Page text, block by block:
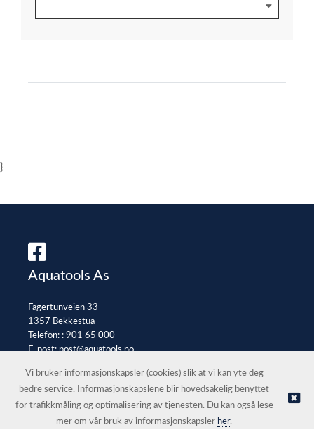
}
Aquatools As
Fagertunveien 33
1357 Bekkestua
Telefon: : 901 65 000
E-post:post@aquatools.no
© Aquatools As |Nettbutikk levert av Kréatif
Vi bruker informasjonskapsler (cookies) slik at vi kan yte deg
bedre service. Informasjonskapslene blir hovedsakelig benyttet
for trafikkmåling og optimalisering av tjenesten. Du kan også lese
mer om vår bruk av informasjonskapsler her.